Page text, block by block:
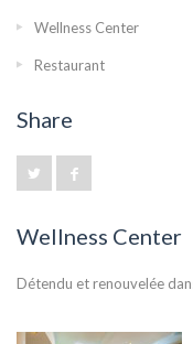
Wellness Center
Restaurant
Share
Wellness Center
Détendu et renouvelée